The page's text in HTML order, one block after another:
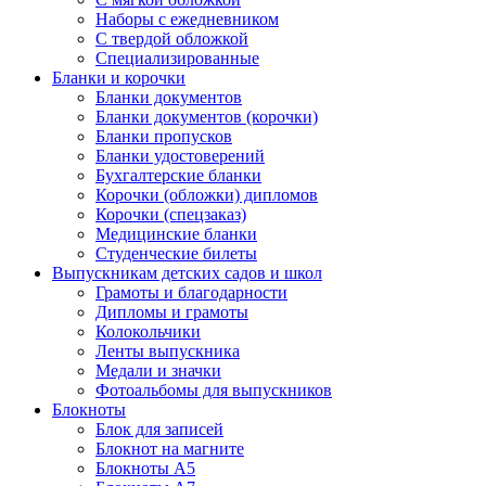
Наборы с ежедневником
С твердой обложкой
Специализированные
Бланки и корочки
Бланки документов
Бланки документов (корочки)
Бланки пропусков
Бланки удостоверений
Бухгалтерские бланки
Корочки (обложки) дипломов
Корочки (спецзаказ)
Медицинские бланки
Студенческие билеты
Выпускникам детских садов и школ
Грамоты и благодарности
Дипломы и грамоты
Колокольчики
Ленты выпускника
Медали и значки
Фотоальбомы для выпускников
Блокноты
Блок для записей
Блокнот на магните
Блокноты А5